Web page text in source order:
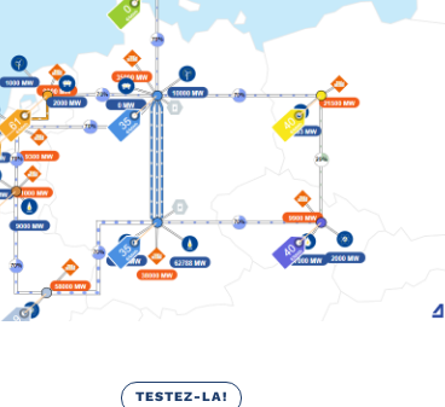
TESTEZ-LA!